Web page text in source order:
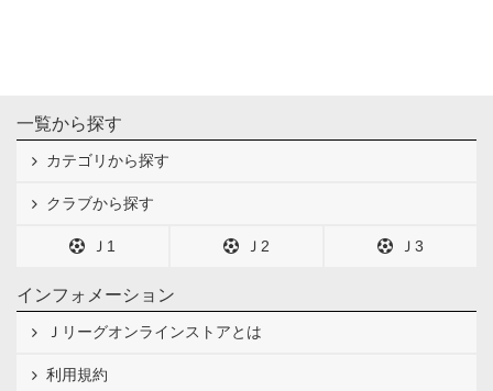
一覧から探す
カテゴリから探す
クラブから探す
Ｊ1 Ｊ2 Ｊ3
インフォメーション
Ｊリーグオンラインストアとは
利用規約